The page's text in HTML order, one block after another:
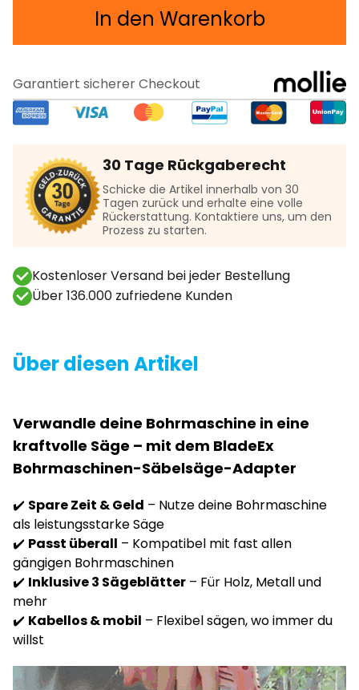
In den Warenkorb
Garantiert sicherer Checkout
30 Tage Rückgaberecht
Schicke die Artikel innerhalb von 30
Tagen zurück und erhalte eine volle
Rückerstattung. Kontaktiere uns, um den
Prozess zu starten.
Kostenloser Versand bei jeder Bestellung
Über 136.000 zufriedene Kunden
Über diesen Artikel
Verwandle deine Bohrmaschine in eine
kraftvolle Säge – mit dem BladeEx
Bohrmaschinen-Säbelsäge-Adapter
✔️ Spare Zeit & Geld – Nutze deine Bohrmaschine
als leistungsstarke Säge
✔️ Passt überall – Kompatibel mit fast allen
gängigen Bohrmaschinen
✔️ Inklusive 3 Sägeblätter – Für Holz, Metall und
mehr
✔️ Kabellos & mobil – Flexibel sägen, wo immer du
willst